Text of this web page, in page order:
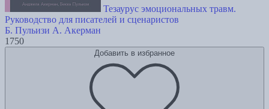
Тезаурус эмоциональных травм.
Руководство для писателей и сценаристов
Б. Пульизи А. Акерман
1750
Добавить в избранное